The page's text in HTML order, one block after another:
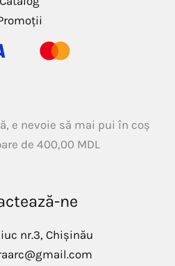
e nevoie să mai pui în coș
de 400,00 MDL
ne
nr.3, Chișinău